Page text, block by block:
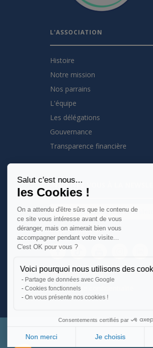
Salut c'est nous...
les Cookies !
On a attendu d'être sûrs que le contenu de
ce site vous intéresse avant de vous
déranger, mais on aimerait bien vous
accompagner pendant votre visite...
C'est OK pour vous ?
Voici pourquoi nous utilisons des
Partage de données avec Google
Cookies fonctionnels
On vous présente nos cookies !
Consentements certifiés par
Non merci Je choisis
L'ASSOCIATION
Histoire
Notre mission
Nos parrains
L'équipe
Les délégations
Gouvernance
Transparence financière
INSCRIVEZ VOUS À LA
Je m'inscris à la
Suivez nous sur :
Mentions légales
Politique de confidentialité